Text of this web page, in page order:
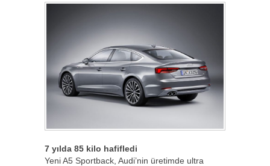
7 yılda 85 kilo hafifledi
Yeni A5 Sportback, Audi’nin üretimde ultra